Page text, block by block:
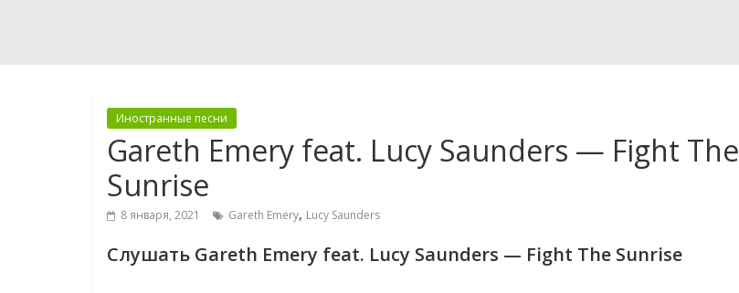
Иностранные песни
Gareth Emery feat. Lucy Saunders — Fight The
Sunrise
8 января, 2021 Gareth Emery, Lucy Saunders
Слушать Gareth Emery feat. Lucy Saunders — Fight The Sunrise